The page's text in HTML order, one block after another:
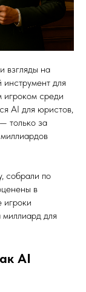
взгляды на
инструмент для
игроком среди
AI для юристов,
только за
собрали по
в
игроки
для
AI